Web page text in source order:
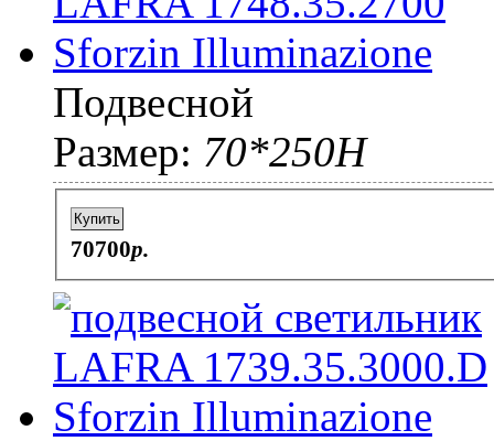
Подвесной
Размер: 70*250H
Купить
70700p.